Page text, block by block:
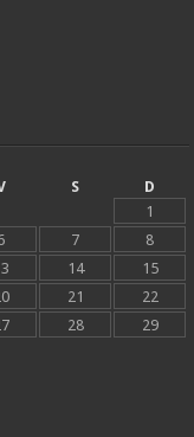
S
D
1
7
8
14
15
21
22
28
29